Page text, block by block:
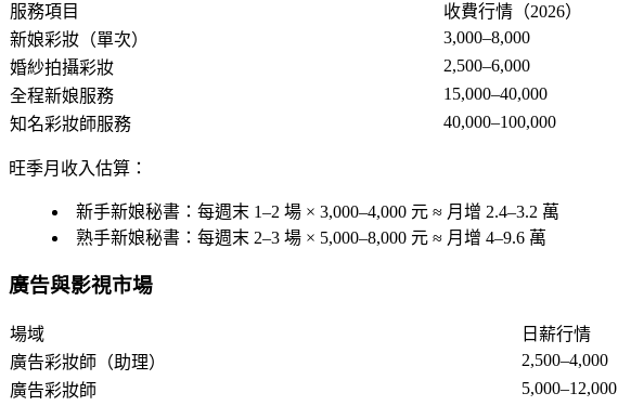
服務項目 收費行情（2026）
新娘彩妝（單次）
3,000–8,000
婚紗拍攝彩妝
2,500–6,000
全程新娘服務
15,000–40,000
知名彩妝師服務
40,000–100,000
旺季月收入估算：
新手新娘秘書：每週末 1–2 場 × 3,000–4,000 元 ≈ 月增 2.4–3.2 萬
熟手新娘秘書：每週末 2–3 場 × 5,000–8,000 元 ≈ 月增 4–9.6 萬
廣告與影視市場
場域 日薪行情
廣告彩妝師（助理）
2,500–4,000
廣告彩妝師
5,000–12,000